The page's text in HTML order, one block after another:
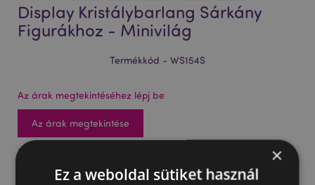
Display Kristálybarlang Sárkány
Figurákhoz - Minivilág
Termékkód - WS154S
Az árak megtekintéséhez lépj be
Az árak megtekintése
14 db készleten ×
Ez a weboldal sütiket használ